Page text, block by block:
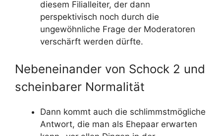
diesem Filialleiter, der dann
perspektivisch noch durch die
ungewöhnliche Frage der Moderatoren
verschärft werden dürfte.
Nebeneinander von Schock 2 und
scheinbarer Normalität
Dann kommt auch die schlimmstmögliche
Antwort, die man als Ehepaar erwarten